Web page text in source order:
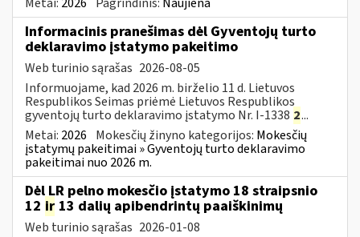
Informacinis pranešimas dėl Gyventojų turto
deklaravimo įstatymo pakeitimo
Web turinio sąrašas 2026-08-05
Informuojame, kad 2026 m. birželio 11 d. Lietuvos
Respublikos Seimas priėmė Lietuvos Respublikos
gyventojų turto deklaravimo įstatymo Nr. I-1338 2...
Metai: 2026 Mokesčių žinyno kategorijos: Mokesčių
įstatymų pakeitimai » Gyventojų turto deklaravimo
pakeitimai nuo 2026 m.
Dėl LR pelno mokesčio įstatymo 18 straipsnio
12 ir 13 dalių apibendrintų paaiškinimų
Web turinio sąrašas 2026-01-08